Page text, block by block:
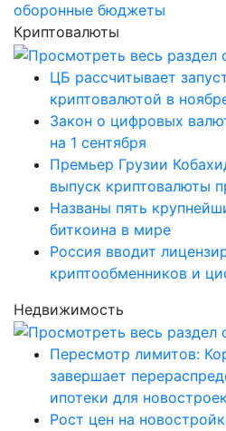
оборонные бюджеты
Криптовалюты
ЦБ рассчитывает
криптовалютой в
Закон о цифровых
на 1 сентября
Премьер Грузии
выпуск криптовалюты
Названы пять
биткоина в мире
Россия вводит
криптообменников и
Недвижимость
Пересмотр лимитов:
завершает
ипотеки для новостроек
Рост цен на